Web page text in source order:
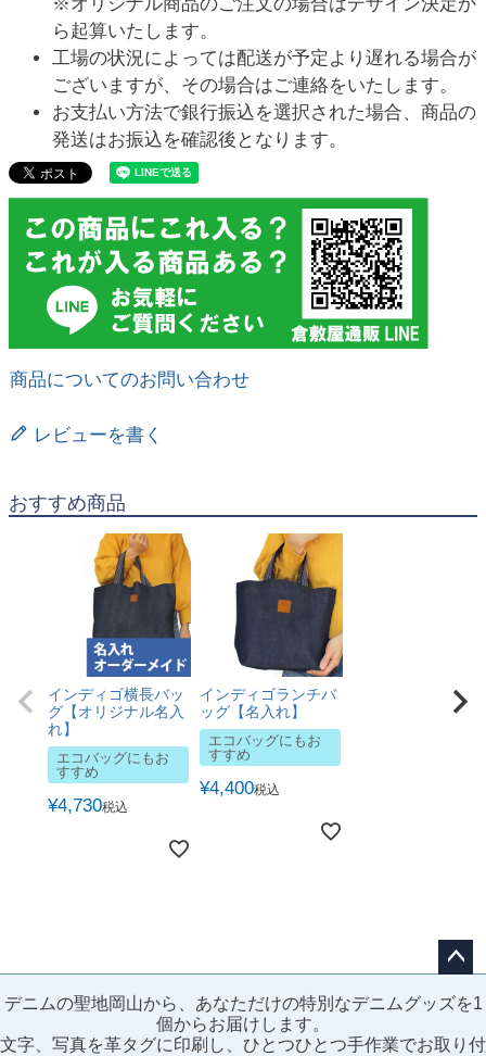
※オリジナル商品のご注文の場合はデザイン決定か
ら起算いたします。
工場の状況によっては配送が予定より遅れる場合が
ございますが、その場合はご連絡をいたします。
お支払い方法で銀行振込を選択された場合、商品の
発送はお振込を確認後となります。
商品についてのお問い合わせ
レビューを書く
おすすめ商品
インディゴ横長バッ
グ【オリジナル名入
れ】
エコバッグにもお
すすめ
¥4,730税込
インディゴランチバ
ッグ【名入れ】
エコバッグにもお
すすめ
¥4,400税込
ジト
ップ
デニムの聖地岡山から、あなただけの特別なデニムグッズを1
個からお届けします。
文字、写真を革タグに印刷し、ひとつひとつ手作業でお取り付